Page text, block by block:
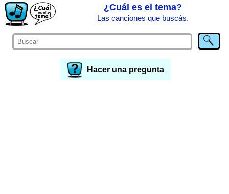
¿Cuál es el tema?
Las canciones que buscás.
Hacer una pregunta